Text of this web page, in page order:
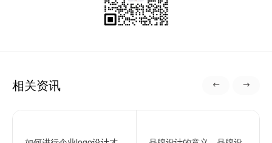
相关资讯